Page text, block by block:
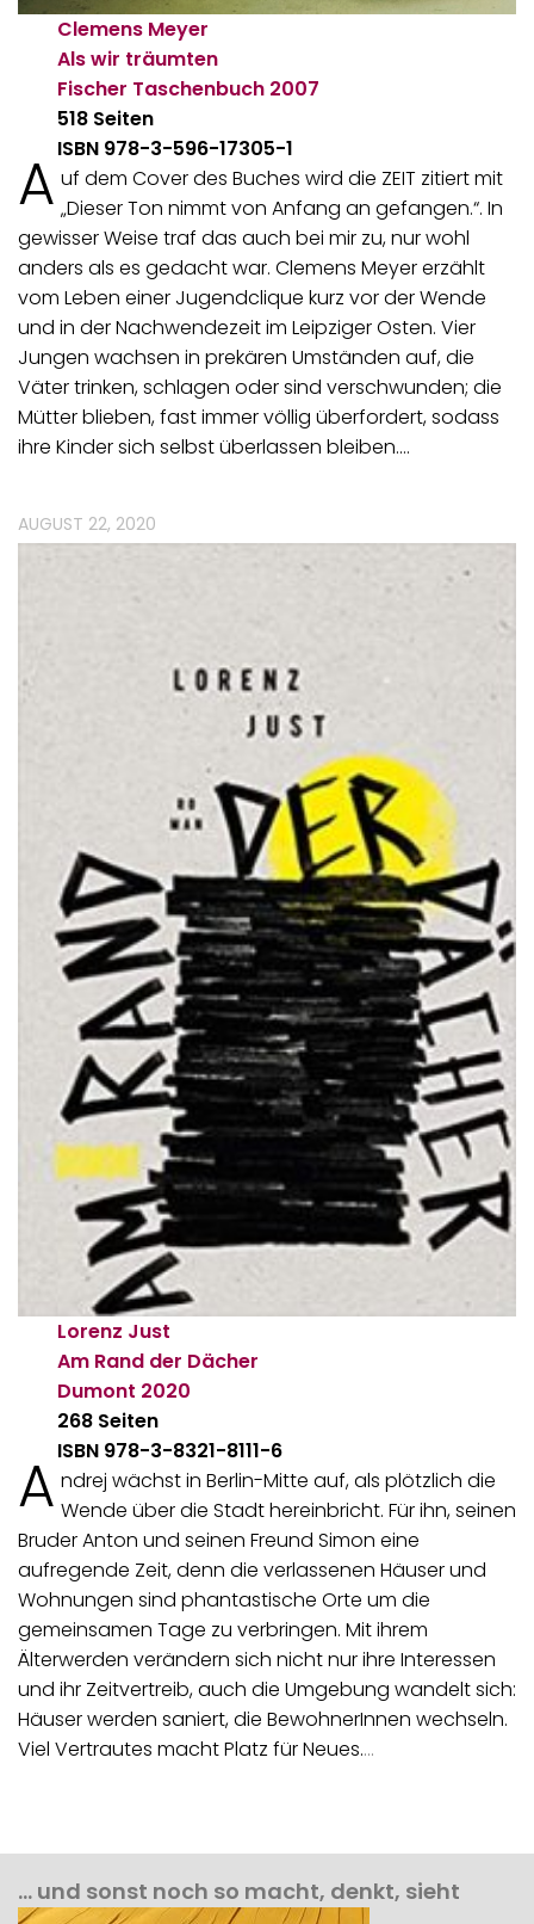
Clemens Meyer
Als wir träumten
Fischer Taschenbuch 2007
518 Seiten
ISBN 978-3-596-17305-1
A uf dem Cover des Buches wird die ZEIT zitiert mit
„Dieser Ton nimmt von Anfang an gefangen.“. In
gewisser Weise traf das auch bei mir zu, nur wohl
anders als es gedacht war. Clemens Meyer erzählt
vom Leben einer Jugendclique kurz vor der Wende
und in der Nachwendezeit im Leipziger Osten. Vier
Jungen wachsen in prekären Umständen auf, die
Väter trinken, schlagen oder sind verschwunden; die
Mütter blieben, fast immer völlig überfordert, sodass
ihre Kinder sich selbst überlassen bleiben.…
AUGUST 22, 2020
Lorenz Just
Am Rand der Dächer
Dumont 2020
268 Seiten
ISBN 978-3-8321-8111-6
A ndrej wächst in Berlin-Mitte auf, als plötzlich die
Wende über die Stadt hereinbricht. Für ihn, seinen
Bruder Anton und seinen Freund Simon eine
aufregende Zeit, denn die verlassenen Häuser und
Wohnungen sind phantastische Orte um die
gemeinsamen Tage zu verbringen. Mit ihrem
Älterwerden verändern sich nicht nur ihre Interessen
und ihr Zeitvertreib, auch die Umgebung wandelt sich:
Häuser werden saniert, die BewohnerInnen wechseln.
Viel Vertrautes macht Platz für Neues.…
… und sonst noch so macht, denkt, sieht